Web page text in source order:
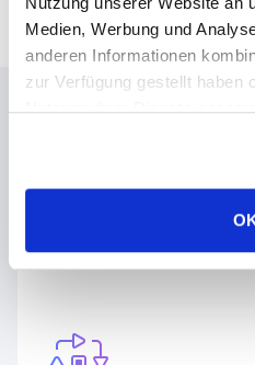
Medien, Werbung und
anderen Informationen
zur Verfügung gestellt haben
Nutzung ihrer Dienste